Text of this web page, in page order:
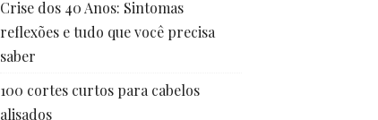
Crise dos 40 Anos: Sintomas
reflexões e tudo que você precisa
saber
100 cortes curtos para cabelos
alisados